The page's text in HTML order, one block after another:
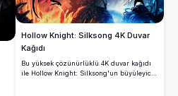
Hollow Knight: Silksong 4K Duvar
Kağıdı
Bu yüksek çözünürlüklü 4K duvar kağıdı
ile Hollow Knight: Silksong'un büyüleyici